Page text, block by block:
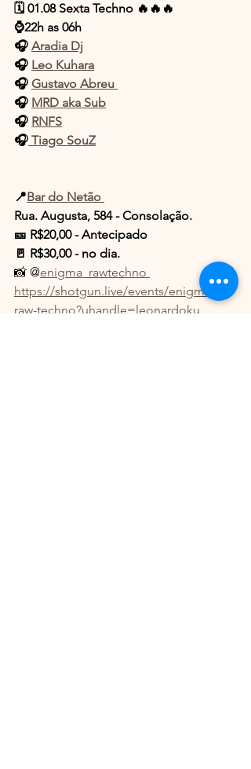
🗓️ 01.08 Sexta Techno 🔥🔥🔥
⌚️22h as 06h
🎧 Aradia Dj
🎧 Leo Kuhara
🎧 Gustavo Abreu
🎧 MRD aka Sub
🎧 RNFS
🎧 Tiago SouZ
📍Bar do Netão
Rua. Augusta, 584 - Consolação.
🎫 R$20,00 - Antecipado
🚪 R$30,00 - no dia.
📸 @enigma_rawtechno
https://shotgun.live/events/enigma-
raw-techno?uhandle=leonardoku